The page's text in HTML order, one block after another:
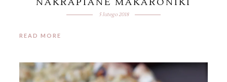
NAKRAPIANE MAKARONIKI
5 lutego 2018
READ MORE